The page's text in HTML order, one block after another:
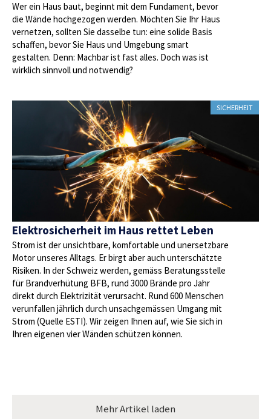
Wer ein Haus baut, beginnt mit dem Fundament, bevor
die Wände hochgezogen werden. Möchten Sie Ihr Haus
vernetzen, sollten Sie dasselbe tun: eine solide Basis
schaffen, bevor Sie Haus und Umgebung smart
gestalten. Denn: Machbar ist fast alles. Doch was ist
wirklich sinnvoll und notwendig?
SICHERHEIT
Elektrosicherheit im Haus rettet Leben
Strom ist der unsichtbare, komfortable und unersetzbare
Motor unseres Alltags. Er birgt aber auch unterschätzte
Risiken. In der Schweiz werden, gemäss Beratungsstelle
für Brandverhütung BFB, rund 3000 Brände pro Jahr
direkt durch Elektrizität verursacht. Rund 600 Menschen
verunfallen jährlich durch unsachgemässen Umgang mit
Strom (Quelle ESTI). Wir zeigen Ihnen auf, wie Sie sich in
Ihren eigenen vier Wänden schützen können.
Mehr Artikel laden